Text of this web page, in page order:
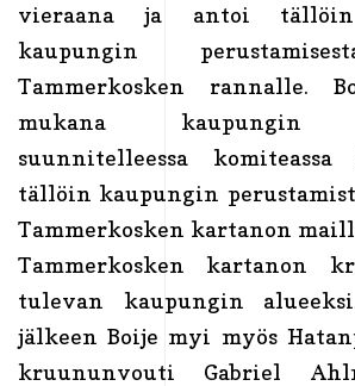
vieraana ja antoi tällöin
kaupungin
Tammerkosken rannalle.
mukana kaupungin
suunnitelleessa
tällöin kaupungin
Tammerkosken kartanon
Tammerkosken kartanon
tulevan kaupungin
jälkeen Boije myi myös
kruununvouti Gabriel